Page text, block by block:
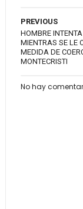
PREVIOUS
HOMBRE
MIENTRAS SE LE
MEDIDA DE
MONTECRISTI
No hay